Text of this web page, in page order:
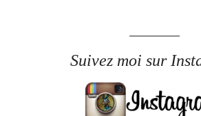
Suivez moi sur